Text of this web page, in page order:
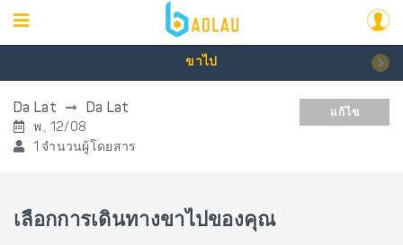
ขาไป
Da Lat Da Lat
พ., 12/08
1 จำนวนผู้โดยสาร
แก้ไข
เลือกการเดินทางขาไปของคุณ